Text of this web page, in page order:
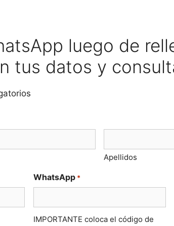
luego de
tus datos y
Apellidos
WhatsApp *
IMPORTANTE coloca el código de